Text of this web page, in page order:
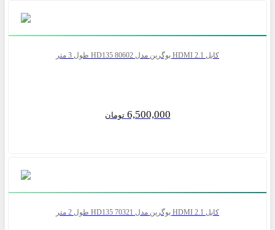
کابل 2.1 HDMI یوگرین مدل HD135 80602 طول 3 متر
6,500,000 تومان
کابل 2.1 HDMI یوگرین مدل HD135 70321 طول 2 متر